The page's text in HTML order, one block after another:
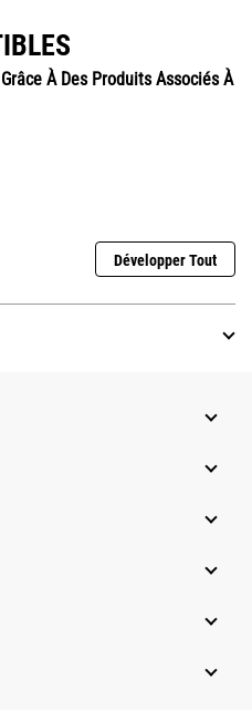
À Des Produits Associés À
Développer Tout